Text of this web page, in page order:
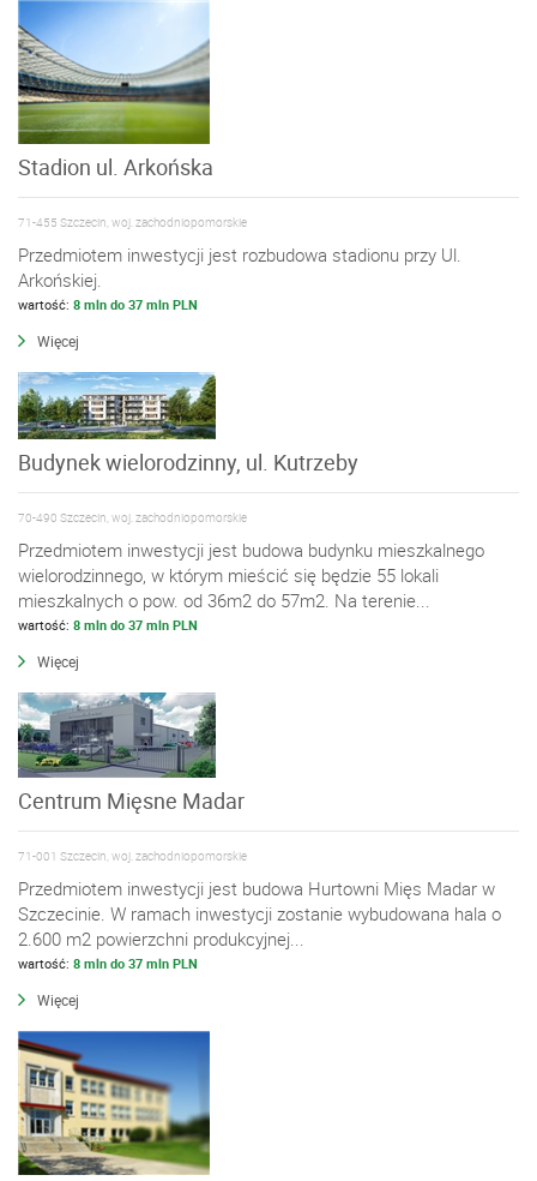
Stadion ul. Arkońska
71-455 Szczecin, woj. zachodniopomorskie
Przedmiotem inwestycji jest rozbudowa stadionu przy Ul.
Arkońskiej.
wartość: 8 mln do 37 mln PLN
Więcej
Budynek wielorodzinny, ul. Kutrzeby
70-490 Szczecin, woj. zachodniopomorskie
Przedmiotem inwestycji jest budowa budynku mieszkalnego
wielorodzinnego, w którym mieścić się będzie 55 lokali
mieszkalnych o pow. od 36m2 do 57m2. Na terenie...
wartość: 8 mln do 37 mln PLN
Więcej
Centrum Mięsne Madar
71-001 Szczecin, woj. zachodniopomorskie
Przedmiotem inwestycji jest budowa Hurtowni Mięs Madar w
Szczecinie. W ramach inwestycji zostanie wybudowana hala o
2.600 m2 powierzchni produkcyjnej...
wartość: 8 mln do 37 mln PLN
Więcej